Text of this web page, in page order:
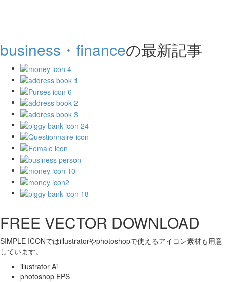
business・financeの最新記事
FREE VECTOR DOWNLOAD
SIMPLE ICONではillustratorやphotoshopで使えるアイコン素材も用意
しています。
illustrator Ai
photoshop EPS